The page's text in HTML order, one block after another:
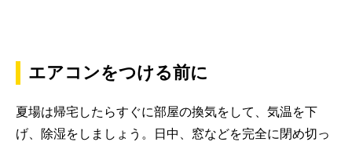
エアコンをつける前に
夏場は帰宅したらすぐに部屋の換気をして、気温を下
げ、除湿をしましょう。日中、窓などを完全に閉め切っ